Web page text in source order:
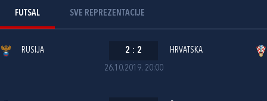
FUTSAL SVE REPREZENTACIJE
26.10.2019. 20:00
RUSIJA 2 : 2 HRVATSKA